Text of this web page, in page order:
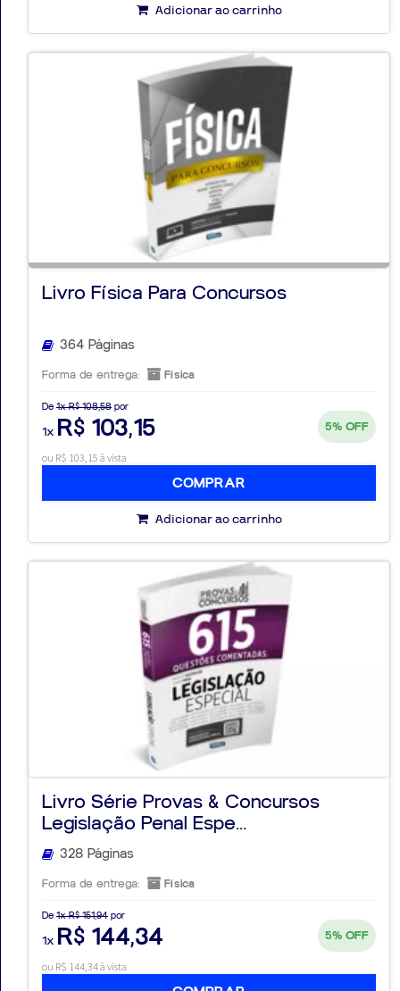
Adicionar ao carrinho
Livro Física Para Concursos
364 Páginas
Forma de entrega: Física
De 1x R$ 108,58 por
1x R$ 103,15 5% OFF
ou R$ 103,15 à vista
COMPRAR
Adicionar ao carrinho
Livro Série Provas & Concursos
Legislação Penal Espe...
328 Páginas
Forma de entrega: Física
De 1x R$ 151,94 por
1x R$ 144,34 5% OFF
ou R$ 144,34 à vista